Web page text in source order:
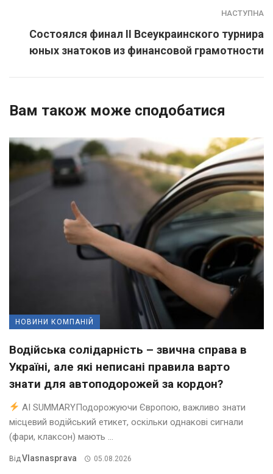
НАСТУПНА
Состоялся финал II Всеукраинского турнира
юных знатоков из финансовой грамотности
Вам також може сподобатися
НОВИНИ КОМПАНІЙ
Водійська солідарність – звична справа в
Україні, але які неписані правила варто
знати для автоподорожей за кордон?
AI SUMMARYПодорожуючи Європою, важливо знати
місцевий водійський етикет, оскільки однакові сигнали
(фари, клаксон) мають ...
Від Vlasnasprava 05.08.2026